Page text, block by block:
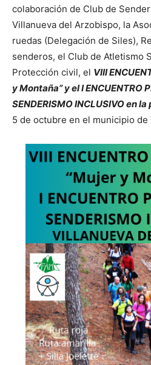
colaboración de Club de
Villanueva del Arzobispo, la
ruedas (Delegación de Siles),
senderos, el Club de Atletismo
Protección civil, el VIII
y Montaña” y el I ENCUENTRO
SENDERISMO INCLUSIVO en
5 de octubre en el municipio